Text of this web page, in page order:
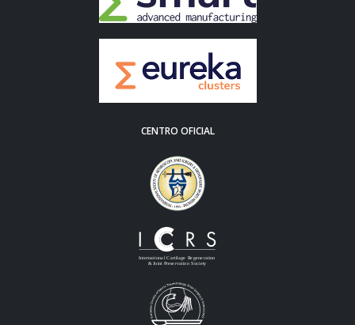
CENTRO OFICIAL